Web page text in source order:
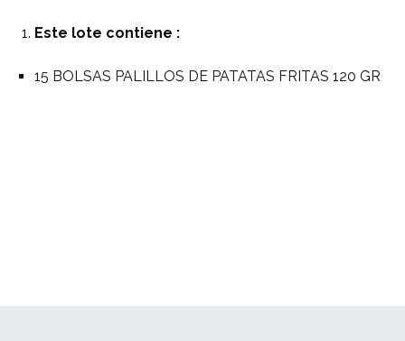
Este lote contiene :
15 BOLSAS PALILLOS DE PATATAS FRITAS 120 GR